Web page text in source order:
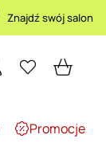
Znajdź swój salon
Promocje